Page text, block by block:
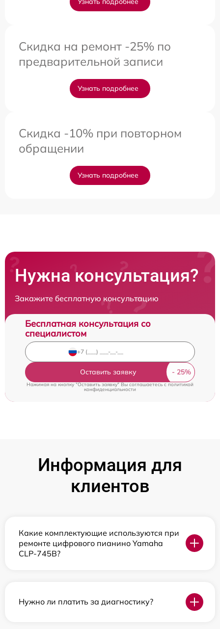
Скидка на ремонт -25% по
предварительной записи
Узнать подробнее
Скидка -10% при повторном
обращении
Узнать подробнее
Нужна консультация?
Закажите бесплатную консультацию
Бесплатная консультация со
специалистом
Оставить заявку
Нажимая на кнопку "Оставить заявку" Вы соглашаетесь cполитикой
конфиденциальности
Информация для
клиентов
Какие комплектующие используются при
ремонте цифрового пианино Yamaha
CLP-745B?
Нужно ли платить за диагностику?